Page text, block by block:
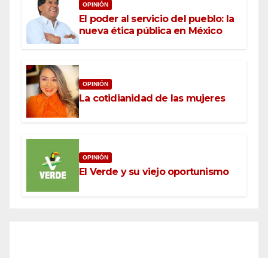
OPINIÓN
El poder al servicio del pueblo: la
nueva ética pública en México
OPINIÓN
La cotidianidad de las mujeres
OPINIÓN
El Verde y su viejo oportunismo